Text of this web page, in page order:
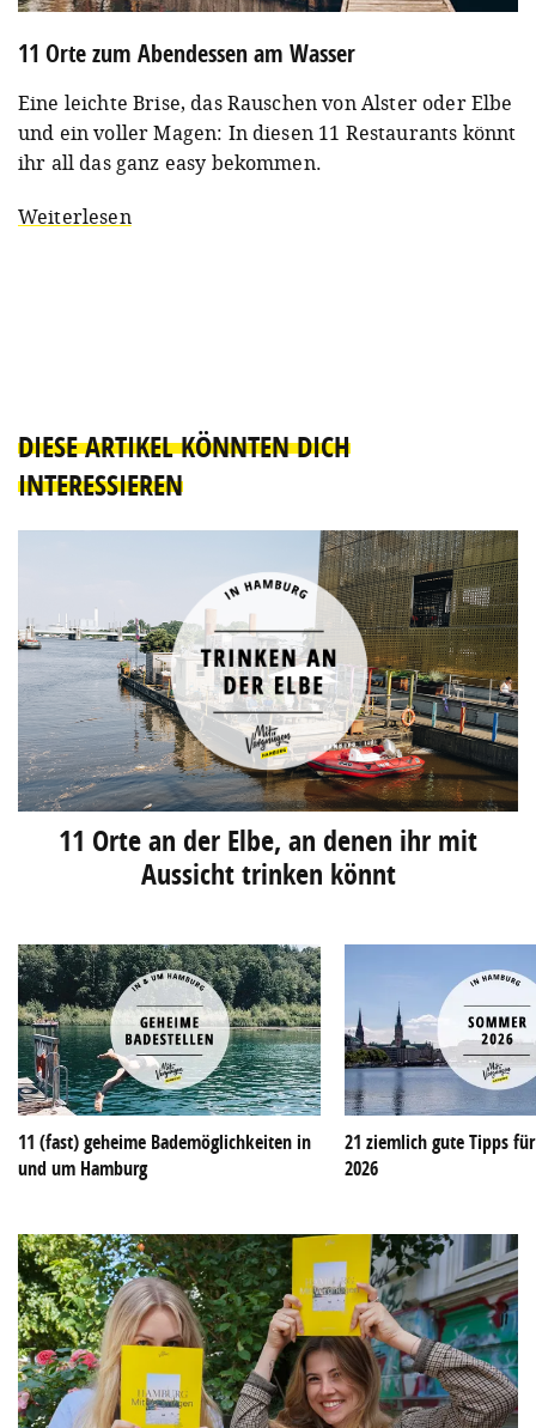
11 Orte zum Abendessen am Wasser
Eine leichte Brise, das Rauschen von Alster oder Elbe
und ein voller Magen: In diesen 11 Restaurants könnt
ihr all das ganz easy bekommen.
Weiterlesen
DIESE ARTIKEL KÖNNTEN DICH
INTERESSIEREN
11 Orte an der Elbe, an denen ihr mit
Aussicht trinken könnt
11 (fast) geheime Bademöglichkeiten in
und um Hamburg
21 ziemlich gute Tipps
2026